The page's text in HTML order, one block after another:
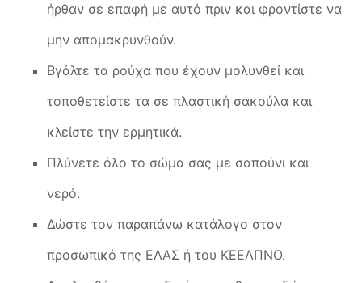
ήρθαν σε επαφή με αυτό πριν και φροντίστε να
μην απομακρυνθούν.
Βγάλτε τα ρούχα που έχουν μολυνθεί και
τοποθετείστε τα σε πλαστική σακούλα και
κλείστε την ερμητικά.
Πλύνετε όλο το σώμα σας με σαπούνι και
νερό.
Δώστε τον παραπάνω κατάλογο στον
προσωπικό της ΕΛΑΣ ή του ΚΕΕΛΠΝΟ.